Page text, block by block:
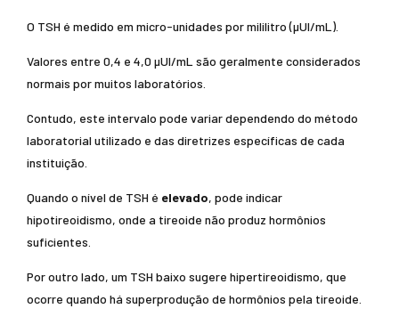
O TSH é medido em micro-unidades por mililitro (µUI/mL).
Valores entre 0,4 e 4,0 µUI/mL são geralmente considerados
normais por muitos laboratórios.
Contudo, este intervalo pode variar dependendo do método
laboratorial utilizado e das diretrizes específicas de cada
instituição.
Quando o nível de TSH é elevado, pode indicar
hipotireoidismo, onde a tireoide não produz hormônios
suficientes.
Por outro lado, um TSH baixo sugere hipertireoidismo, que
ocorre quando há superprodução de hormônios pela tireoide.